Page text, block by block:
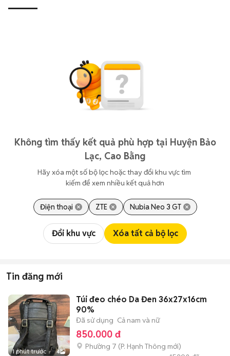
Không tìm thấy kết quả phù hợp tại Huyện Bảo
Lạc, Cao Bằng
Hãy xóa một số bộ lọc hoặc thay đổi khu vực tìm
kiếm để xem nhiều kết quả hơn
Điện thoại ZTE Nubia Neo 3 GT
Đổi khu vực Xóa tất cả bộ lọc
Tin đăng mới
1 phút trước 4
Túi đeo chéo Da Đen 36x27x16cm
90%
Đã sử dụng Cả nam và nữ
850.000 đ
Phường 7 (P. Hạnh Thông mới)